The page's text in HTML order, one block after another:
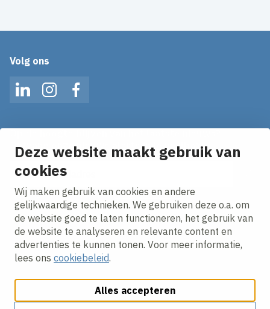
Deze website maakt gebruik van
cookies
Wij maken gebruik van cookies en andere
gelijkwaardige technieken. We gebruiken deze o.a. om
de website goed te laten functioneren, het gebruik van
de website te analyseren en relevante content en
advertenties te kunnen tonen. Voor meer informatie,
lees ons cookiebeleid.
Alles accepteren
Volg ons
LinkedInInstagramFacebook
Ontvang onze nieuws alerts in je mailbox!
E-mailadres
Ik ga akkoord met hetprivacy statement.
Cookies aanpassenCookie beleidPrivacy policy